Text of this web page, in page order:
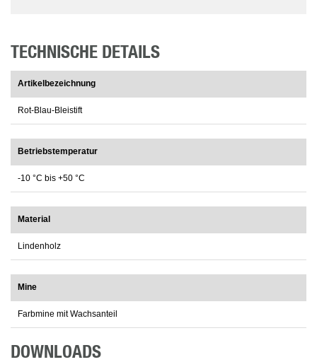
TECHNISCHE DETAILS
Artikelbezeichnung
Rot-Blau-Bleistift
Betriebstemperatur
-10 °C bis +50 °C
Material
Lindenholz
Mine
Farbmine mit Wachsanteil
DOWNLOADS